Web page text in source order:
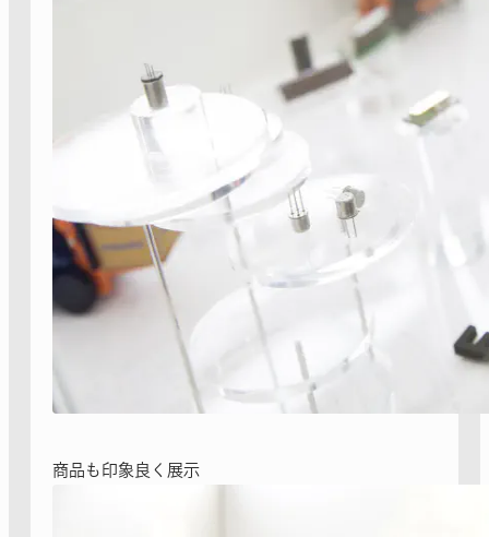
商品も印象良く展示